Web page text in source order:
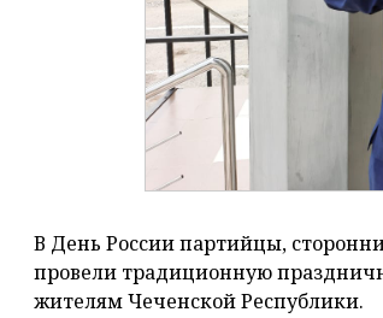
В День России партийцы,
провели традиционную
жителям Чеченской Республики.